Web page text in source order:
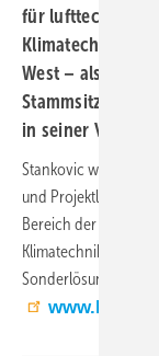
für
Klimatechnik
West – also den
Stammsitz in
in seiner
Stankovic war
und Projektleitung
Bereich der Luft-
Klimatechnik in die
Sonderlösungen